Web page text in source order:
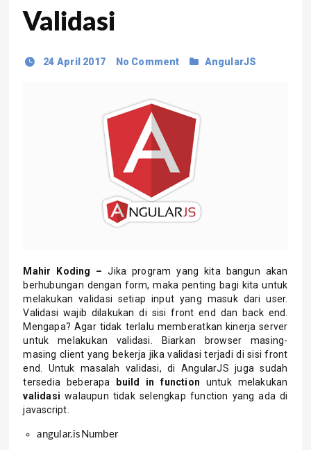
Validasi
24 April 2017 No Comment AngularJS
Mahir Koding – Jika program yang kita bangun akan
berhubungan dengan form, maka penting bagi kita untuk
melakukan validasi setiap input yang masuk dari user.
Validasi wajib dilakukan di sisi front end dan back end.
Mengapa? Agar tidak terlalu memberatkan kinerja server
untuk melakukan validasi. Biarkan browser masing-
masing client yang bekerja jika validasi terjadi di sisi front
end. Untuk masalah validasi, di AngularJS juga sudah
tersedia beberapa
build in function untuk melakukan
validasi walaupun tidak selengkap function yang ada di
javascript.
angular.isNumber